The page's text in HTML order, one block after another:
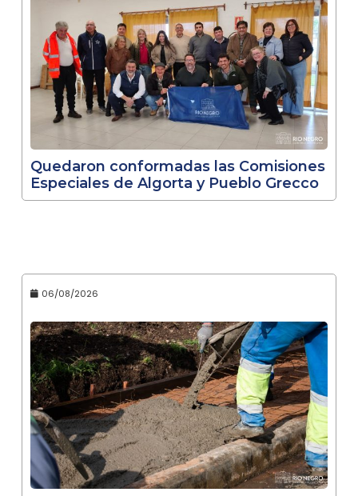
Quedaron conformadas las Comisiones
Especiales de Algorta y Pueblo Grecco
06/08/2026